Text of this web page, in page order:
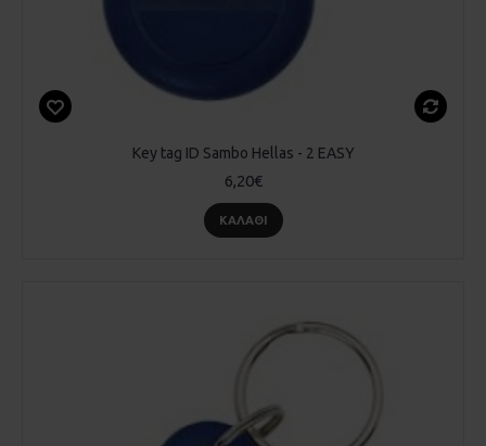
Key tag ID Sambo Hellas - 2 EASY
6,20€
ΚΑΛΆΘΙ